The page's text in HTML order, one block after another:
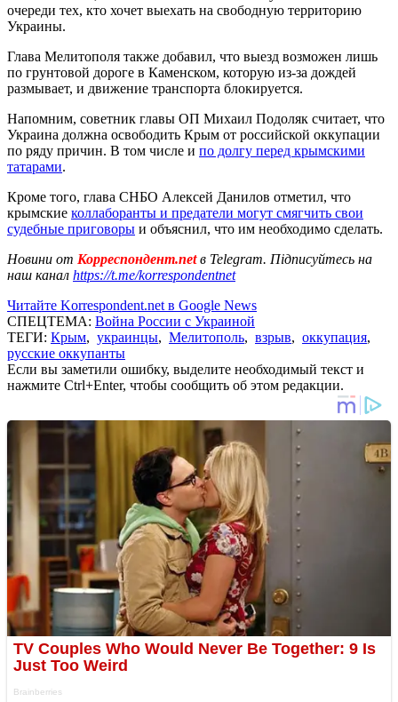
очереди тех, кто хочет выехать на свободную территорию
Украины.
Глава Мелитополя также добавил, что выезд возможен лишь
по грунтовой дороге в Каменском, которую из-за дождей
размывает, и движение транспорта блокируется.
Напомним, советник главы ОП Михаил Подоляк считает, что
Украина должна освободить Крым от российской оккупации
по ряду причин. В том числе и по долгу перед крымскими
татарами.
Кроме того, глава СНБО Алексей Данилов отметил, что
крымские коллаборанты и предатели могут смягчить свои
судебные приговоры и объяснил, что им необходимо сделать.
Новини от Корреспондент.netв Telegram. Підписуйтесь на
наш канал https://t.me/korrespondentnet
Читайте Korrespondent.net в Google News
СПЕЦТЕМА: Война России с Украиной
ТЕГИ: Крым, украинцы, Мелитополь, взрыв, оккупация,
русские оккупанты
Если вы заметили ошибку, выделите необходимый текст и
нажмите Ctrl+Enter, чтобы сообщить об этом редакции.